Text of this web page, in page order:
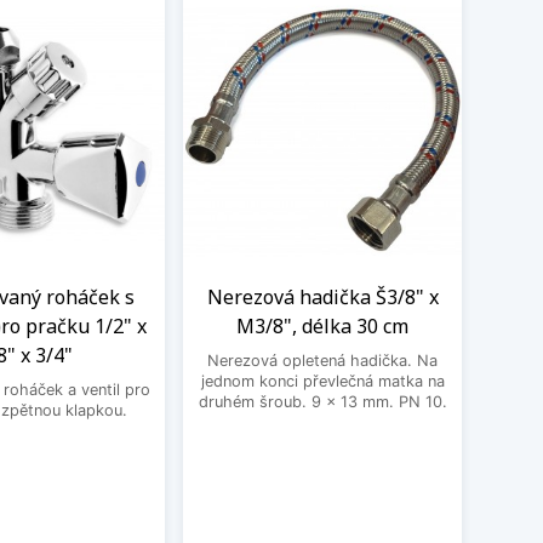
roháček s
pračku 1/2" x
x 3/4"
roháček a ventil pro
klapkou.
Nerezová hadička Š3/8" x
M3/8", délka 30 cm
Nerezová opletená hadička. Na
jednom konci převlečná matka na
druhém šroub. 9 x 13 mm. PN 10.